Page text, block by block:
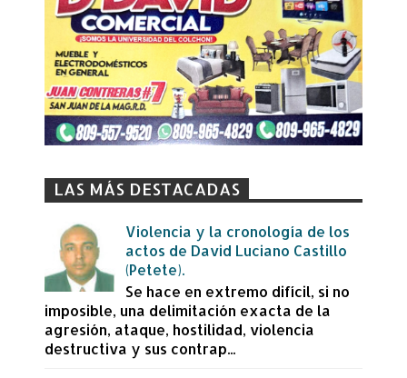
LAS MÁS DESTACADAS
Violencia y la cronología de los
actos de David Luciano Castillo
(Petete).
Se hace en extremo difícil, si no
imposible, una delimitación exacta de la
agresión, ataque, hostilidad, violencia
destructiva y sus contrap...